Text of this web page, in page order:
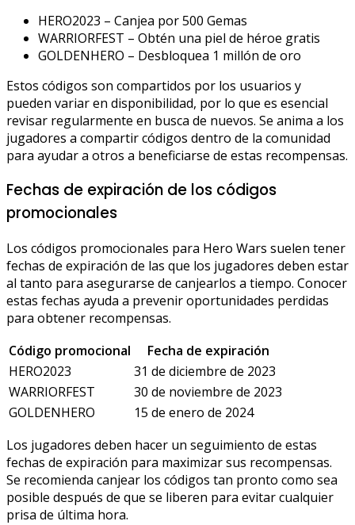
HERO2023 – Canjea por 500 Gemas
WARRIORFEST – Obtén una piel de héroe gratis
GOLDENHERO – Desbloquea 1 millón de oro
Estos códigos son compartidos por los usuarios y
pueden variar en disponibilidad, por lo que es esencial
revisar regularmente en busca de nuevos. Se anima a los
jugadores a compartir códigos dentro de la comunidad
para ayudar a otros a beneficiarse de estas recompensas.
Fechas de expiración de los códigos
promocionales
Los códigos promocionales para Hero Wars suelen tener
fechas de expiración de las que los jugadores deben estar
al tanto para asegurarse de canjearlos a tiempo. Conocer
estas fechas ayuda a prevenir oportunidades perdidas
para obtener recompensas.
Código promocional
Fecha de expiración
HERO2023
31 de diciembre de 2023
WARRIORFEST
30 de noviembre de 2023
GOLDENHERO
15 de enero de 2024
Los jugadores deben hacer un seguimiento de estas
fechas de expiración para maximizar sus recompensas.
Se recomienda canjear los códigos tan pronto como sea
posible después de que se liberen para evitar cualquier
prisa de última hora.